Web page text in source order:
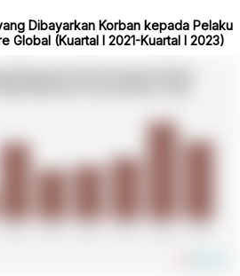
Dibayarkan Korban kepada Pelaku
Global (Kuartal I 2021-Kuartal I 2023)